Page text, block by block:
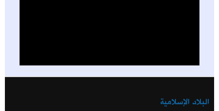
البلاد الإسلامية